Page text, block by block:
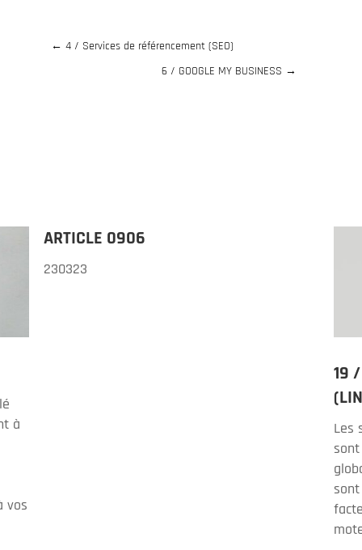
← 4 / Services de référencement (SEO)
6 / GOOGLE MY BUSINESS →
à
vos
ARTICLE 0906
230323
19 /
Les